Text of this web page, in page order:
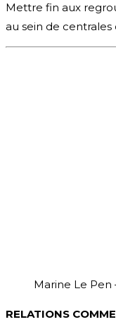
Mettre fin aux
au sein de centrales
Marine Le
RELATIONS